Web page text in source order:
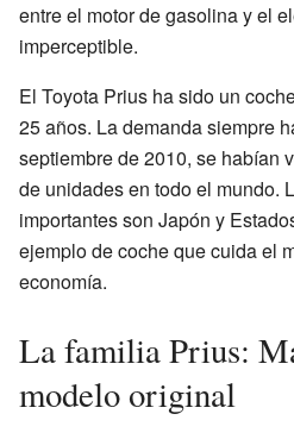
entre el motor de gasolina y el
imperceptible.
El Toyota Prius ha sido un
25 años. La demanda siempre
septiembre de 2010, se habían
de unidades en todo el mundo.
importantes son Japón y
ejemplo de coche que cuida el
economía.
La familia Prius:
modelo original